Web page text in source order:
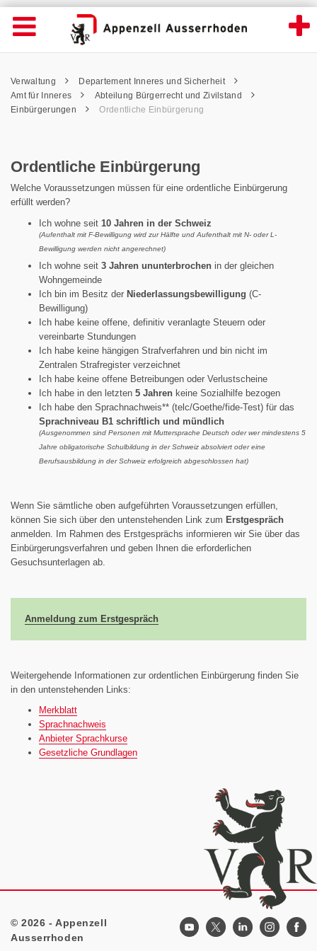
Ordentliche Einbürgerung - Appenzell
Wichtige
Seiten
Home
Inhalt
Kontakt
Sitemap
Navigation öffnen
Inhalt
Pfadnavigation
Verwaltung
Departement Inneres und Sicherheit
Amt für Inneres
Abteilung Bürgerrecht und Zivilstand
Einbürgerungen
Ordentliche Einbürgerung
Ordentliche Einbürgerung
Welche Voraussetzungen müssen für eine ordentliche Einbürgerung
erfüllt werden?
Ich wohne seit 10 Jahren in der Schweiz
(Aufenthalt mit F-Bewilligung wird zur Hälfte und Aufenthalt mit N- oder L-
Bewilligung werden nicht angerechnet)
Ich wohne seit 3 Jahren ununterbrochen in der gleichen
Wohngemeinde
Ich bin im Besitz der Niederlassungsbewilligung (C-
Bewilligung)
Ich habe keine offene, definitiv veranlagte Steuern oder
vereinbarte Stundungen
Ich habe keine hängigen Strafverfahren und bin nicht im
Zentralen Strafregister verzeichnet
Ich habe keine offene Betreibungen oder Verlustscheine
Ich habe in den letzten 5 Jahren keine Sozialhilfe bezogen
Ich habe den Sprachnachweis** (telc/Goethe/fide-Test) für das
Sprachniveau B1 schriftlich und mündlich
(Ausgenommen sind Personen mit Muttersprache Deutsch oder wer mindestens 5
Jahre obligatorische Schulbildung in der Schweiz absolviert oder eine
Berufsausbildung in der Schweiz erfolgreich abgeschlossen hat)
Wenn Sie sämtliche oben aufgeführten Voraussetzungen erfüllen,
können Sie sich über den untenstehenden Link zum Erstgespräch
anmelden. Im Rahmen des Erstgesprächs informieren wir Sie über das
Einbürgerungsverfahren und geben Ihnen die erforderlichen
Gesuchsunterlagen ab.
Anmeldung zum Erstgespräch
Weitergehende Informationen zur ordentlichen Einbürgerung finden Sie
in den untenstehenden Links:
Merkblatt
Sprachnachweis
Anbieter Sprachkurse
Gesetzliche Grundlagen
Footer
© 2026 - Appenzell
Ausserrhoden